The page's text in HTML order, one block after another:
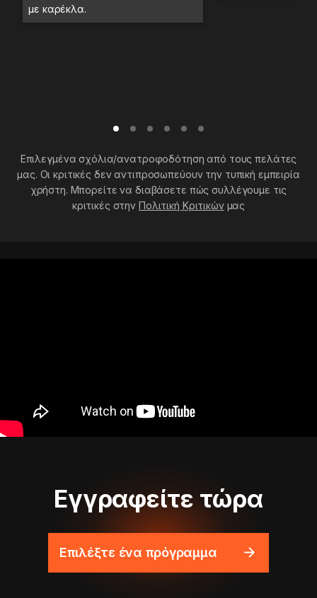
με καρέκλα.
Επιλεγμένα σχόλια/ανατροφοδότηση από τους πελάτες
μας. Οι κριτικές δεν αντιπροσωπεύουν την τυπική εμπειρία
χρήστη. Μπορείτε να διαβάσετε πώς συλλέγουμε τις
κριτικές στην Πολιτική Κριτικώνμας
Εγγραφείτε τώρα
Επιλέξτε ένα πρόγραμμα